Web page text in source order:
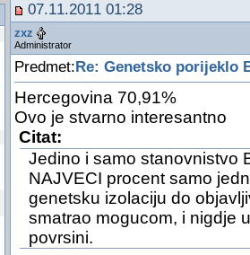
07.11.2011 01:28
zxz
Administrator
Predmet: Re: Genetsko porijeklo
Hercegovina 70,91%
Ovo je stvarno interesantno
Citat:
Jedino i samo stanovnistvo
NAJVECI procent samo
genetsku izolaciju do
smatrao mogucom, i nigdje
povrsini.